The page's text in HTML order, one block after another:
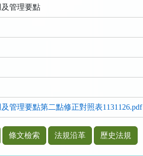
管理要點
管理要點第二點修正對照表1131126.pdf
條文檢索 法規沿革 歷史法規